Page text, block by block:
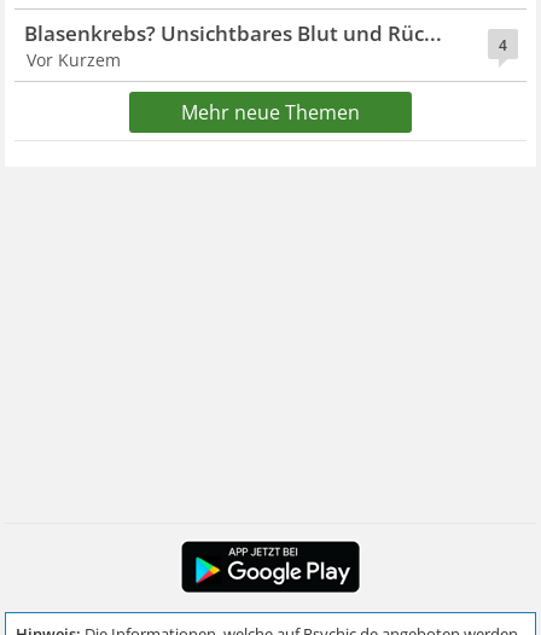
4
Blasenkrebs? Unsichtbares Blut und Rüc...
Vor Kurzem
Mehr neue Themen